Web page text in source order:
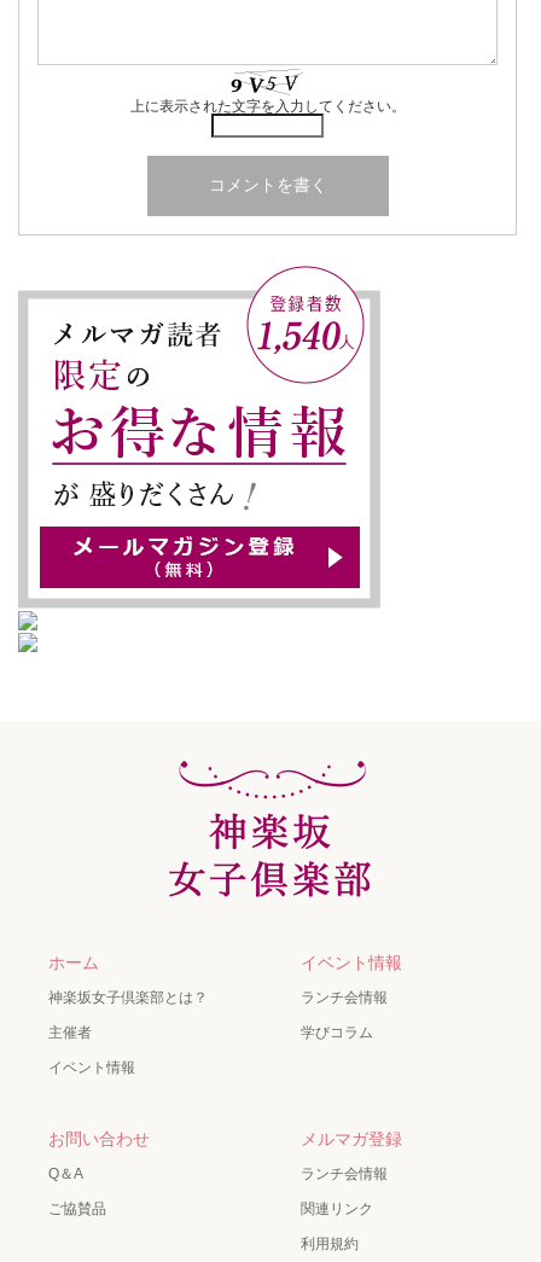
上に表示された文字を入力してください。
ホーム
神楽坂女子倶楽部とは？
主催者
イベント情報
イベント情報
ランチ会情報
学びコラム
お問い合わせ
Q＆A
ご協賛品
メルマガ登録
ランチ会情報
関連リンク
利用規約